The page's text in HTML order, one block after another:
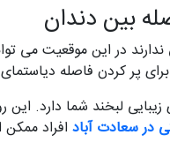
بین دندان
در این موقعیت می
برای پر کردن فاصله
زیبایی لبخند شما
در سعادت آباد افراد